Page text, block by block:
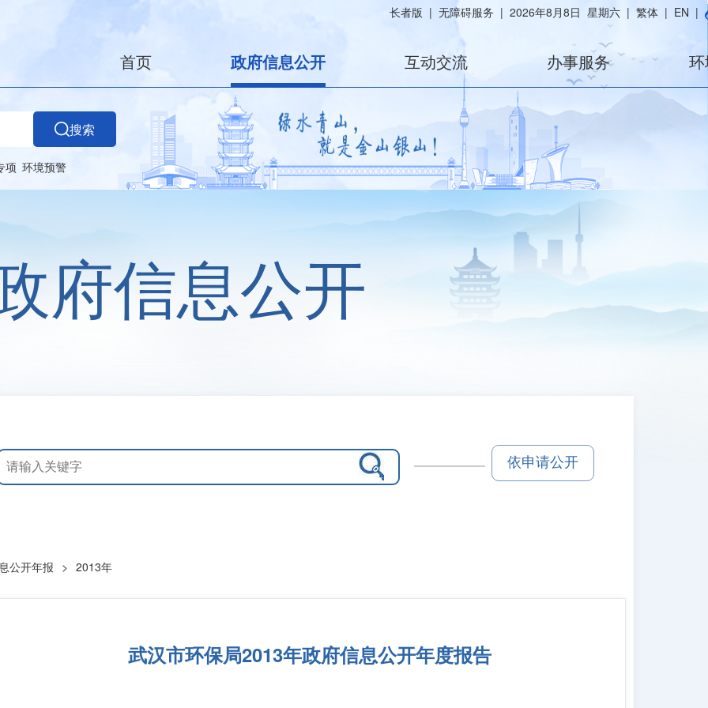
长者版 | 无障碍服务 | 2026年8月8日 星期六 | 繁体 | EN |
首页 政府信息公开 互动交流 办事服务
搜索
项 环境预警
府信息公开
依申请公开
公开年报 > 2013年
武汉市环保局2013年政府信息公开年度报告